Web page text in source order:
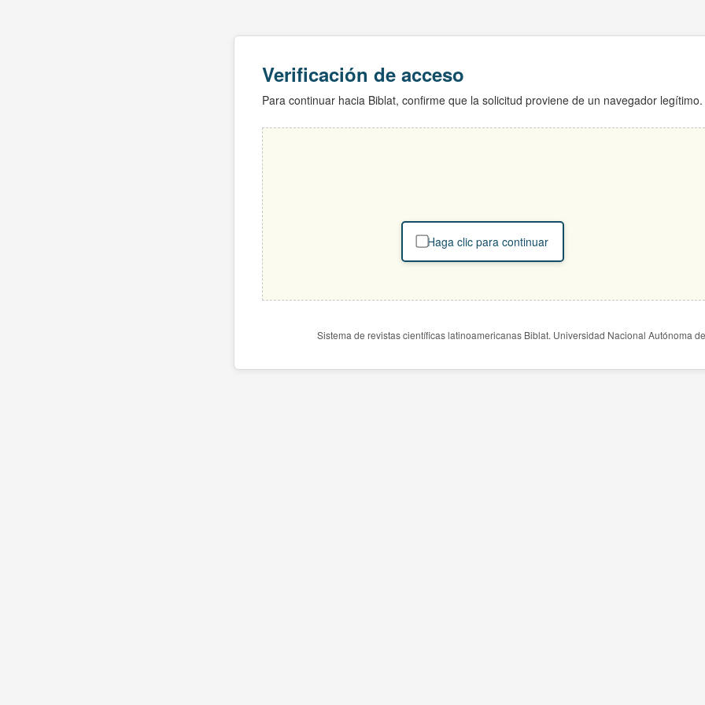
Verificación de acceso
Para continuar hacia Biblat, confirme que la solicitud proviene de un navegador legítimo.
Haga clic para continuar
Sistema de revistas científicas latinoamericanas Biblat. Universidad Nacional Autónoma